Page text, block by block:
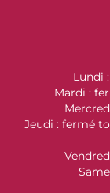
Lundi
Mardi :
Jeudi : fermé